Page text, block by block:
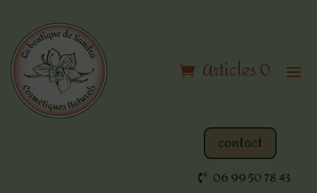
Articles 0
contact
06 99 50 78 43